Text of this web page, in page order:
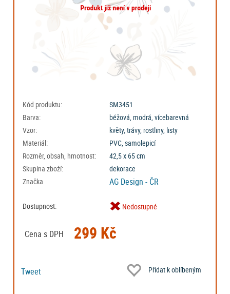
Kód produktu:
SM3451
Barva:
béžová, modrá, vícebarevná
Vzor:
květy, trávy, rostliny, listy
Materiál:
PVC, samolepicí
Rozměr, obsah, hmotnost:
42,5 x 65 cm
Skupina zboží:
dekorace
Značka
AG Design - ČR
Dostupnost: Nedostupné
Cena s DPH 299 Kč
Tweet Přidat k oblíbeným